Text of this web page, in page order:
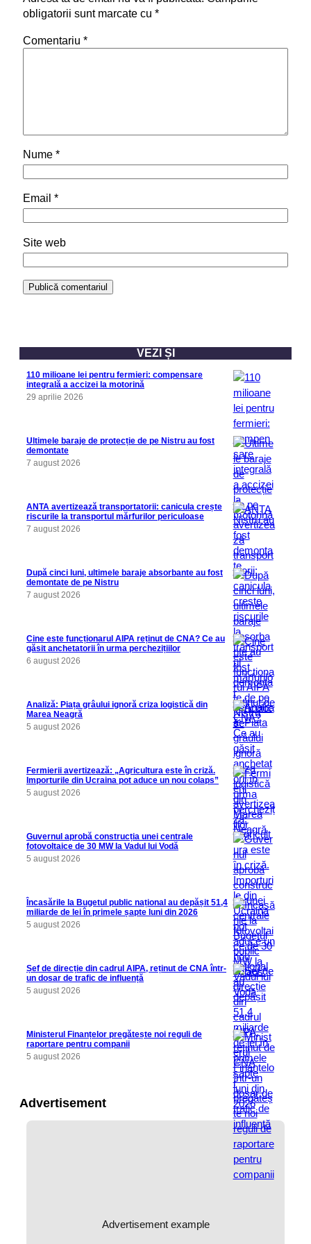
obligatorii sunt marcate cu *
Comentariu *
Nume *
Email *
Site web
VEZI ȘI
110 milioane lei pentru fermieri: compensare
integrală a accizei la motorină
29 aprilie 2026
Ultimele baraje de protecție de pe Nistru au fost
demontate
7 august 2026
ANTA avertizează transportatorii: canicula crește
riscurile la transportul mărfurilor periculoase
7 august 2026
După cinci luni, ultimele baraje absorbante au fost
demontate de pe Nistru
7 august 2026
Cine este funcționarul AIPA reținut de CNA? Ce au
găsit anchetatorii în urma perchezițiilor
6 august 2026
Analiză: Piața grâului ignoră criza logistică din
Marea Neagră
5 august 2026
Fermierii avertizează: „Agricultura este în criză.
Importurile din Ucraina pot aduce un nou colaps”
5 august 2026
Guvernul aprobă construcția unei centrale
fotovoltaice de 30 MW la Vadul lui Vodă
5 august 2026
Încasările la Bugetul public național au depășit 51,4
miliarde de lei în primele șapte luni din 2026
5 august 2026
Șef de direcție din cadrul AIPA, reținut de CNA într-
un dosar de trafic de influență
5 august 2026
Ministerul Finanțelor pregătește noi reguli de
raportare pentru companii
5 august 2026
Advertisement
Advertisement example